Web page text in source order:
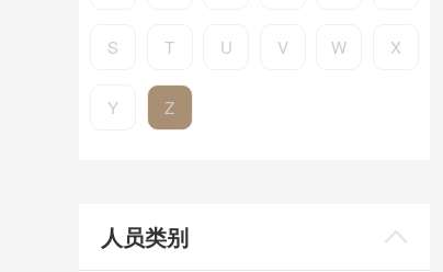
S T U V W X
Y Z
人员类别